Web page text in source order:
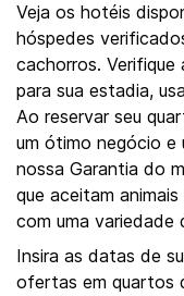
Veja os hotéis
hóspedes
cachorros.
para sua estadia,
Ao reservar seu
um ótimo negócio
nossa Garantia do
que aceitam
com uma variedade
Insira as datas de
ofertas em quartos